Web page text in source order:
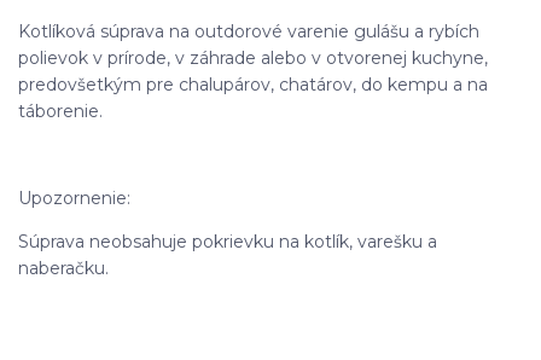
Kotlíková súprava na outdorové varenie gulášu a rybích
polievok v prírode, v záhrade alebo v otvorenej kuchyne,
predovšetkým pre chalupárov, chatárov, do kempu a na
táborenie.
Upozornenie:
Súprava neobsahuje pokrievku na kotlík, varešku a
naberačku.